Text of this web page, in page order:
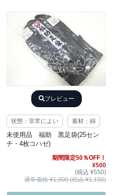
プレビュー
状態：非常によい 素材：綿
未使用品 福助 黒足袋(25セン
チ・4枚コハゼ)
期間限定50％OFF！
¥500
(税込 ¥550)
通常価格 ¥1,000 (税込 ¥1,100)